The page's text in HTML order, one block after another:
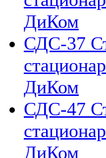
ДиКом
СДС-37
ДиКом
СДС-47
ДиКом